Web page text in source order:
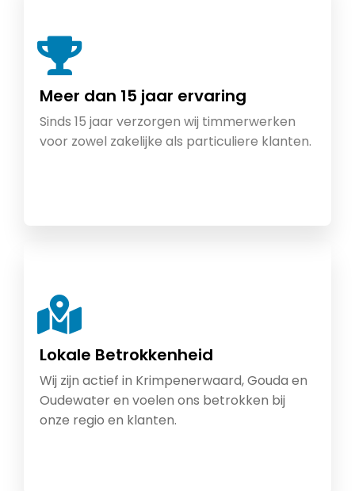
Meer dan 15 jaar ervaring
Sinds 15 jaar verzorgen wij timmerwerken
voor zowel zakelijke als particuliere klanten.
Lokale Betrokkenheid
Wij zijn actief in Krimpenerwaard, Gouda en
Oudewater en voelen ons betrokken bij
onze regio en klanten.